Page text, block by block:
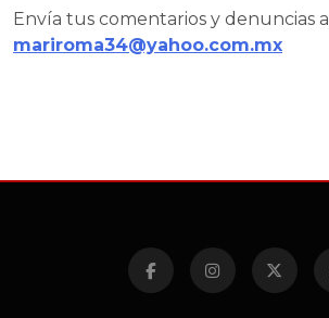
Envía tus comentarios y denuncias a
mariroma34@yahoo.com.mx